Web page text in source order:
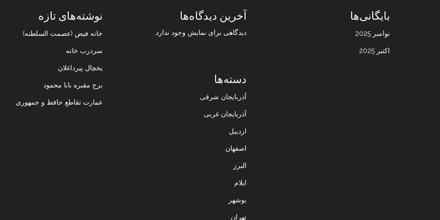
نوشته‌های تازه
خانه فیض (عصمت السلطنه)
سردرب خانه
یخچال پیرداغلان
برج مقبره بابا محمود
عمارت تقاطع حافظ و جمهوری
آخرین دیدگاه‌ها
دیدگاهی برای نمایش وجود ندارد.
بایگانی‌ها
نوامبر 2025
اکتبر 2025
دسته‌ها
آذربایجان شرقی
آذربایجان غربی
اردبیل
اصفهان
البرز
ایلام
بوشهر
تهران